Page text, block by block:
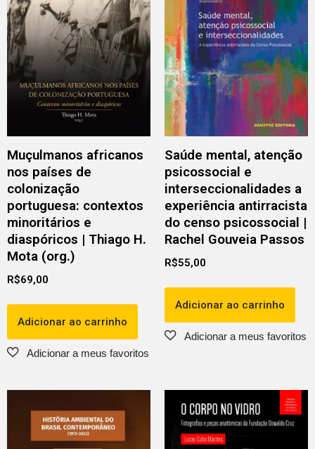
Muçulmanos africanos
nos países de
colonização
portuguesa: contextos
minoritários e
diaspóricos | Thiago H.
Mota (org.)
R$69,00
Adicionar ao carrinho
Saúde mental, atenção
psicossocial e
interseccionalidades a
experiência antirracista
do censo psicossocial |
Rachel Gouveia Passos
R$55,00
Adicionar ao carrinho